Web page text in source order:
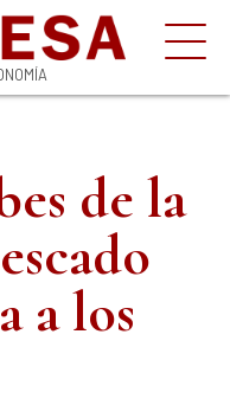
de la
a los